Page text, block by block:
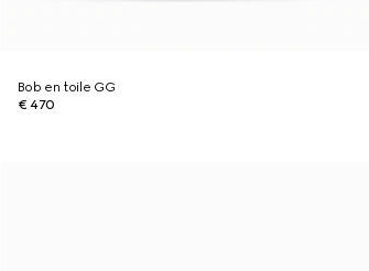
Bob en toile GG
€ 470